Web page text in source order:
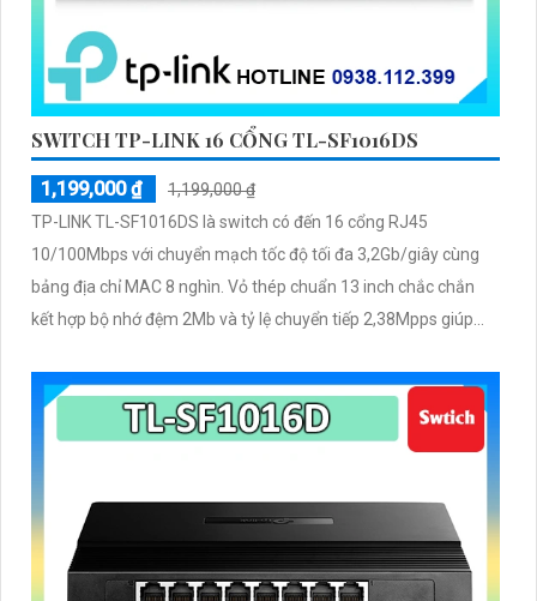
SWITCH TP-LINK 16 CỔNG TL-SF1016DS
1,199,000 ₫
1,199,000 ₫
TP-LINK TL-SF1016DS là switch có đến 16 cổng RJ45
10/100Mbps với chuyển mạch tốc độ tối đa 3,2Gb/giây cùng
bảng địa chỉ MAC 8 nghìn. Vỏ thép chuẩn 13 inch chắc chắn
kết hợp bộ nhớ đệm 2Mb và tỷ lệ chuyển tiếp 2,38Mpps giúp